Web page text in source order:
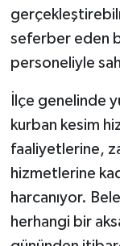
seferber eden
personeliyle
İlçe genelinde
kurban kesim
faaliyetlerine,
hizmetlerine
harcanıyor.
herhangi bir